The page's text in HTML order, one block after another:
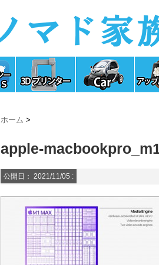
ホーム >
apple-
公開日： 2021/11/05 :